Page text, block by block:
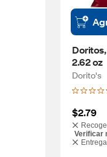
2.62 oz
Dorito's
$2.79
Verificar